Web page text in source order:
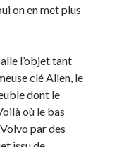
dans la Métropole de
on en met plus
l’objet tant
clé Allen, le
dont le
où le bas
par des